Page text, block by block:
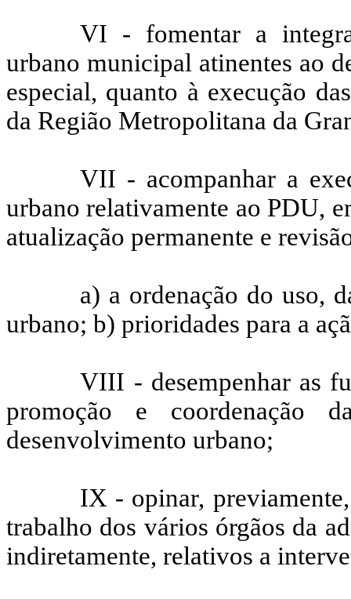
VI - fomentar a
urbano municipal atinentes ao
especial, quanto à execução
da Região Metropolitana da
VII - acompanhar a
urbano relativamente ao PDU,
atualização permanente e
a) a ordenação do uso,
urbano; b) prioridades para a
VIII - desempenhar as
promoção e coordenação
desenvolvimento urbano;
IX - opinar,
trabalho dos vários órgãos da
indiretamente, relativos a